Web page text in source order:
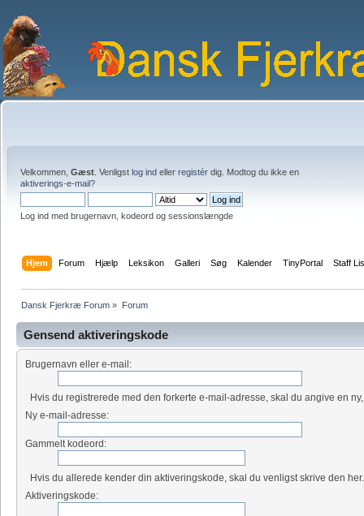
Velkommen, Gæst . Venligst log ind eller registér dig. Modtog du ikke en
aktiverings-e-mail?
Log ind med brugernavn, kodeord og sessionslængde
Hjem Forum Hjælp Leksikon Galleri Søg Kalender TinyPortal Staff
Dansk Fjerkræ Forum » Forum
Gensend aktiveringskode
Brugernavn eller e-mail:
Hvis du registrerede med den forkerte e-mail-adresse, skal du angive en
Ny e-mail-adresse:
Gammelt kodeord:
Hvis du allerede kender din aktiveringskode, skal du venligst skrive den her.
Aktiveringskode: